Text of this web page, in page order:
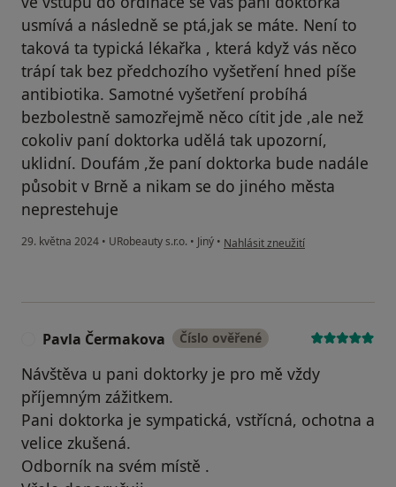
usmívá a následně se ptá,jak se máte. Není to
taková ta typická lékařka , která když vás něco
trápí tak bez předchozího vyšetření hned píše
antibiotika. Samotné vyšetření probíhá
bezbolestně samozřejmě něco cítit jde ,ale než
cokoliv paní doktorka udělá tak upozorní,
uklidní. Doufám ,že paní doktorka bude nadále
působit v Brně a nikam se do jiného města
neprestehuje
29. května 2024 • URobeauty s.r.o. • Jiný • podle názoru uživatele Michaela
Nahlásit zneužití
Pavla Čermakova Číslo ověřené
Návštěva u pani doktorky je pro mě vždy
příjemným zážitkem.
Pani doktorka je sympatická, vstřícná, ochotna a
velice zkušená.
Odborník na svém místě .